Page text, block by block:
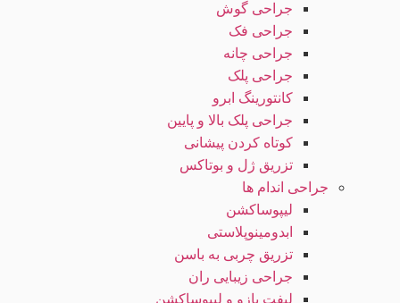
جراحی گوش
جراحی فک
جراحی چانه
جراحی پلک
کانتورینگ ابرو
جراحی پلک بالا و پایین
کوتاه کردن پیشانی
تزریق ژل و بوتاکس
جراحی اندام ها
لیپوساکشن
ابدومینوپلاستی
تزریق چربی به باسن
جراحی زیبایی ران
لیفت بازو و لیپوساکشن